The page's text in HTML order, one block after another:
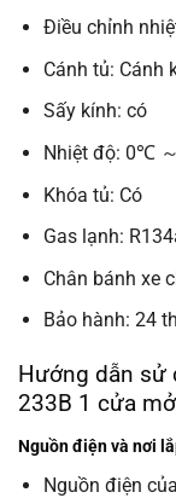
Điều chỉnh
Cánh tủ: Cánh
Sấy kính: có
Nhiệt độ: 0℃
Khóa tủ: Có
Gas lạnh:
Chân bánh xe
Bảo hành: 24
Hướng dẫn sử
233B 1 cửa
Nguồn điện và nơi
Nguồn điện